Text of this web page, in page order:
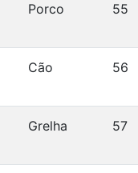
Porco 55
Cão 56
Grelha 57